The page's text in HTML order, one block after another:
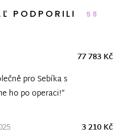
PODPORILI 58
77 783 Kč
pro Sebíka s
ho po operaci!“
3 210 Kč